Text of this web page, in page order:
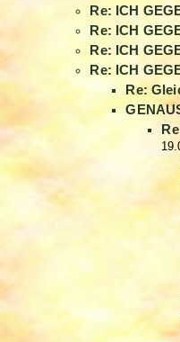
Re: ICH
Re: ICH
Re: ICH
Re: ICH
Re: